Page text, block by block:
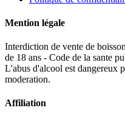
Mention légale
Interdiction de vente de
de 18 ans - Code de la sante
L'abus d'alcool est dangereux
moderation.
Affiliation